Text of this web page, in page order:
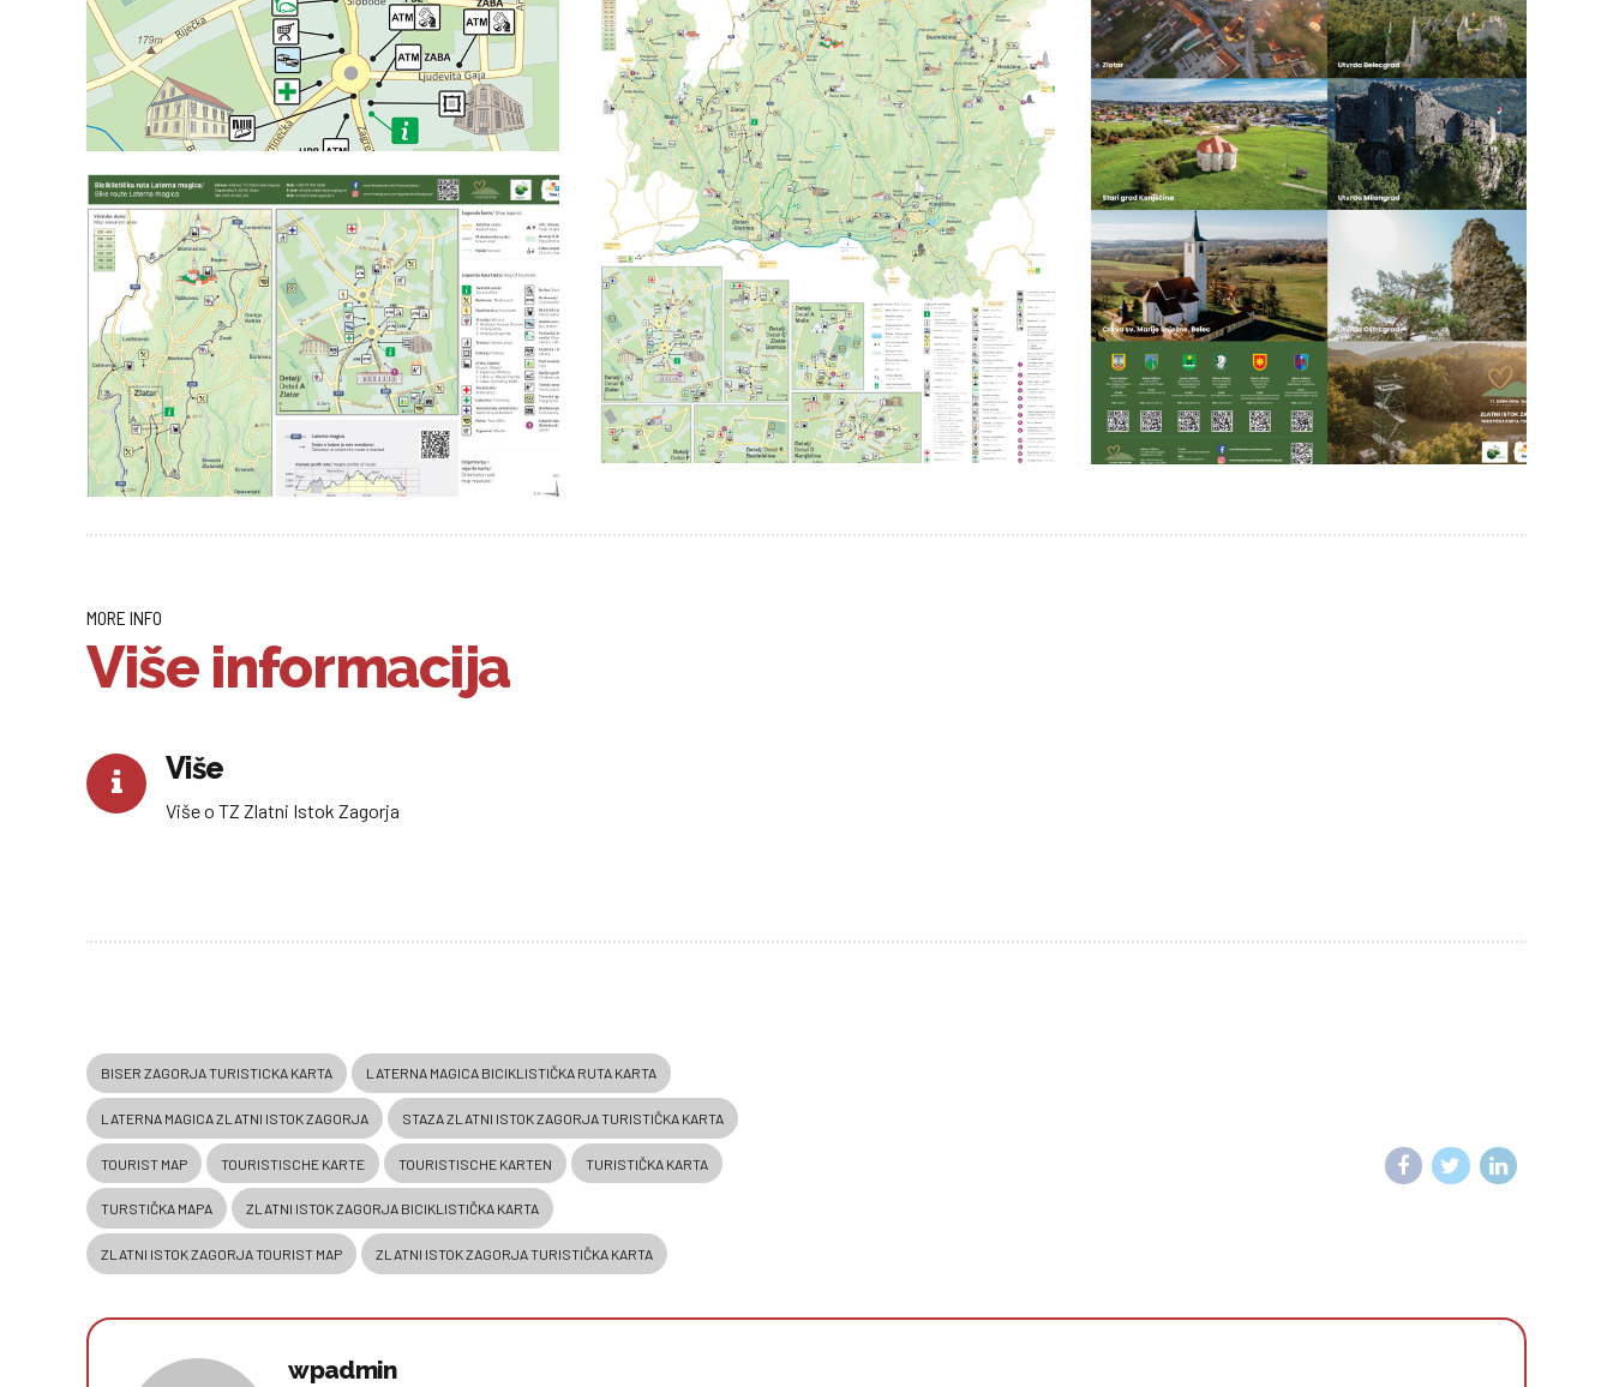
MORE INFO
Više informacija
Više
Više o TZ Zlatni Istok Zagorja
BISER ZAGORJA TURISTICKA KARTA LATERNA MAGICA BICIKLISTIČKA RUTA KARTA
LATERNA MAGICA ZLATNI ISTOK ZAGORJA STAZA ZLATNI ISTOK ZAGORJA TURISTIČKA KARTA
TOURIST MAP TOURISTISCHE KARTE TOURISTISCHE KARTEN TURISTIČKA KARTA
TURSTIČKA MAPA ZLATNI ISTOK ZAGORJA BICIKLISTIČKA KARTA
ZLATNI ISTOK ZAGORJA TOURIST MAP ZLATNI ISTOK ZAGORJA TURISTIČKA KARTA
wpadmin